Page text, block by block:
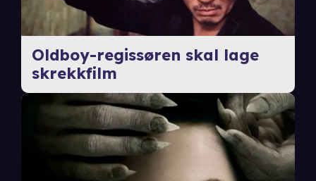
Oldboy-regissøren skal lage
skrekkfilm